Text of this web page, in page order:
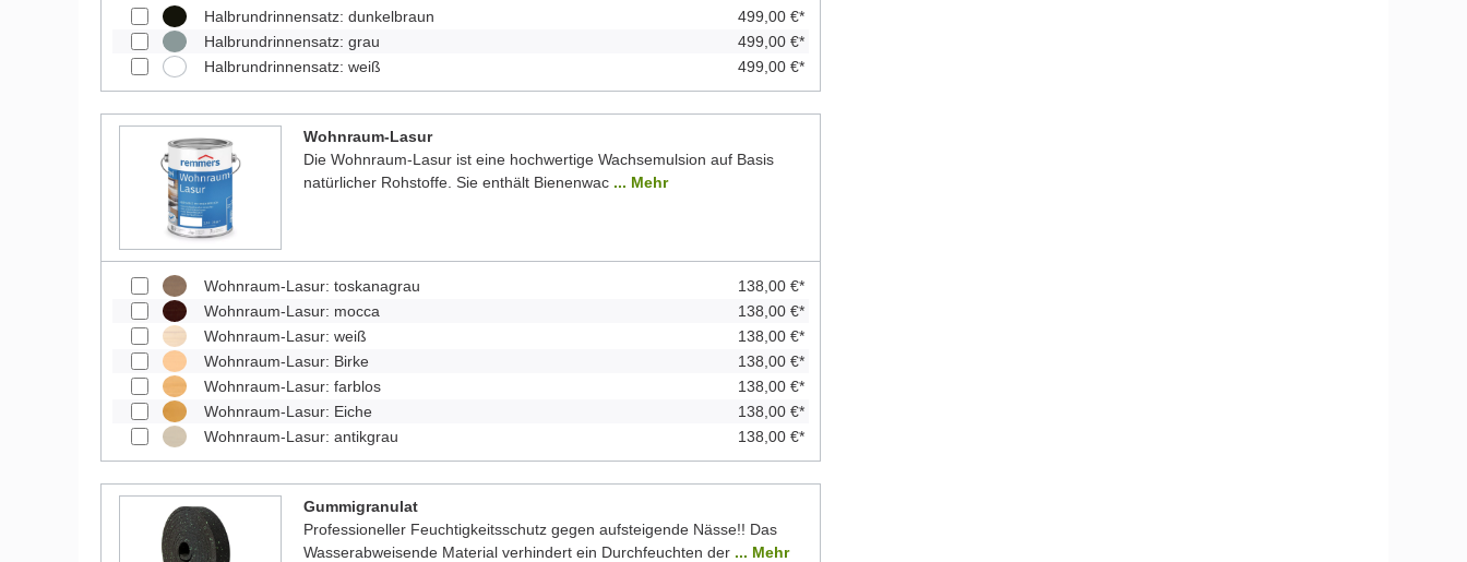
Halbrundrinnensatz: dunkelbraun
499,00 €*
Halbrundrinnensatz: grau
499,00 €*
Halbrundrinnensatz: weiß
499,00 €*
Wohnraum-Lasur
Die Wohnraum-Lasur ist eine hochwertige Wachsemulsion auf Basis
natürlicher Rohstoffe. Sie enthält Bienenwac ... Mehr
Wohnraum-Lasur: toskanagrau
138,00 €*
Wohnraum-Lasur: mocca
138,00 €*
Wohnraum-Lasur: weiß
138,00 €*
Wohnraum-Lasur: Birke
138,00 €*
Wohnraum-Lasur: farblos
138,00 €*
Wohnraum-Lasur: Eiche
138,00 €*
Wohnraum-Lasur: antikgrau
138,00 €*
Gummigranulat
Professioneller Feuchtigkeitsschutz gegen aufsteigende Nässe!! Das
Wasserabweisende Material verhindert ein Durchfeuchten der ... Mehr